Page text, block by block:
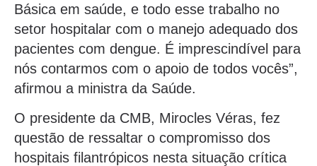
Básica em saúde, e todo esse trabalho no
setor hospitalar com o manejo adequado dos
pacientes com dengue. É imprescindível para
nós contarmos com o apoio de todos vocês”,
afirmou a ministra da Saúde.
O presidente da CMB, Mirocles Véras, fez
questão de ressaltar o compromisso dos
hospitais filantrópicos nesta situação crítica